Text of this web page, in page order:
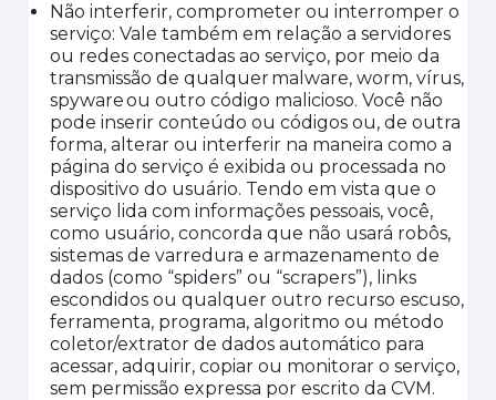
Não interferir, comprometer ou interromper o
serviço: Vale também em relação a servidores
ou redes conectadas ao serviço, por meio da
transmissão de qualquermalware,worm, vírus,
spywareou outro código malicioso. Você não
pode inserir conteúdo ou códigos ou, de outra
forma, alterar ou interferir na maneira como a
página do serviço é exibida ou processada no
dispositivo do usuário. Tendo em vista que o
serviço lida com informações pessoais, você,
como usuário, concorda que não usará robôs,
sistemas de varredura e armazenamento de
dados (como “spiders” ou “scrapers”), links
escondidos ou qualquer outro recurso escuso,
ferramenta, programa, algoritmo ou método
coletor/extrator de dados automático para
acessar, adquirir, copiar ou monitorar o serviço,
sem permissão expressa por escrito daCVM.